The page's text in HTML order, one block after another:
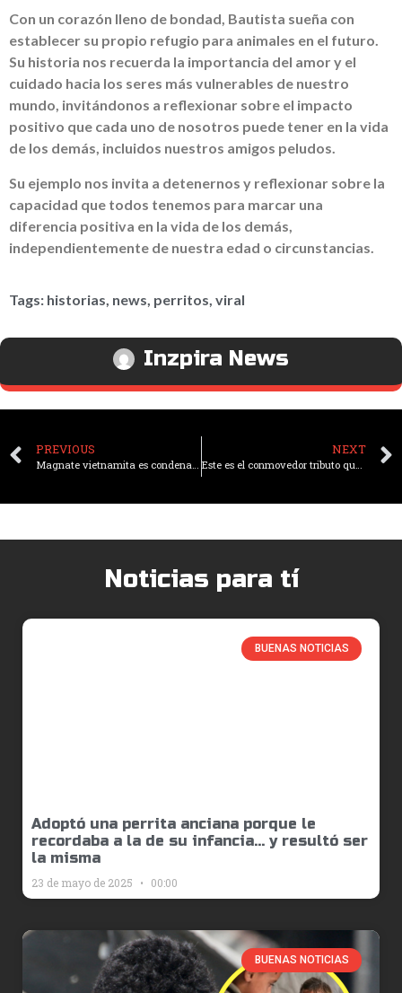
Con un corazón lleno de bondad, Bautista sueña con
establecer su propio refugio para animales en el futuro.
Su historia nos recuerda la importancia del amor y el
cuidado hacia los seres más vulnerables de nuestro
mundo, invitándonos a reflexionar sobre el impacto
positivo que cada uno de nosotros puede tener en la vida
de los demás, incluidos nuestros amigos peludos.
Su ejemplo nos invita a detenernos y reflexionar sobre la
capacidad que todos tenemos para marcar una
diferencia positiva en la vida de los demás,
independientemente de nuestra edad o circunstancias.
Tags: historias, news, perritos, viral
Inzpira News
PREVIOUS
Magnate vietnamita es condenada a muerte por fraude millonario
NEXT
Este es el conmovedor tributo que le hizo un residente de Asturias a su fiel compañero canino
Noticias para tí
BUENAS NOTICIAS
Adoptó una perrita anciana porque le
recordaba a la de su infancia… y resultó ser
la misma
23 de mayo de 2025 00:00
BUENAS NOTICIAS